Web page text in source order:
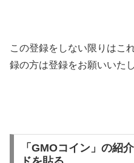
この登録をしない限りはこ
録の方は登録をお願いいたし
「GMOコイン」の紹